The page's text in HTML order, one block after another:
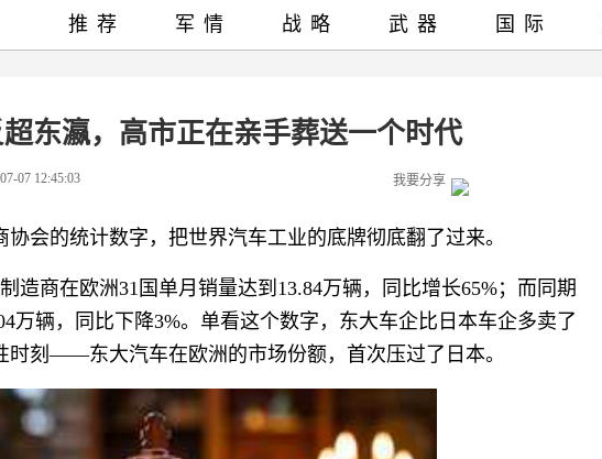
东瀛，高市正在亲手葬送一个时代
07 12:45:03 我要分享
会的统计数字，把世界汽车工业的底牌彻底翻了过来。
造商在欧洲31国单月销量达到13.84万辆，同比增长65%；而同期
万辆，同比下降3%。单看这个数字，东大车企比日本车企多卖了
时刻——东大汽车在欧洲的市场份额，首次压过了日本。
推荐 军情 战略 武器 国际